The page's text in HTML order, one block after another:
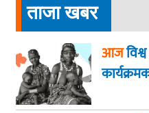
ताजा खबर
आज